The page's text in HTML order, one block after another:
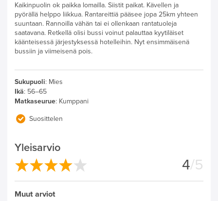
Kaikinpuolin ok paikka lomailla. Siistit paikat. Kävellen ja
pyörällä helppo liikkua. Rantareittiä pääsee jopa 25km yhteen
suuntaan. Rannoilla vähän tai ei ollenkaan rantatuoleja
saatavana. Retkellä olisi bussi voinut palauttaa kyytiläiset
käänteisessä järjestyksessä hotelleihin. Nyt ensimmäisenä
bussiin ja viimeisenä pois.
Sukupuoli: Mies
Ikä: 56–65
Matkaseurue: Kumppani
Suosittelen
Yleisarvio
4/5
Muut arviot